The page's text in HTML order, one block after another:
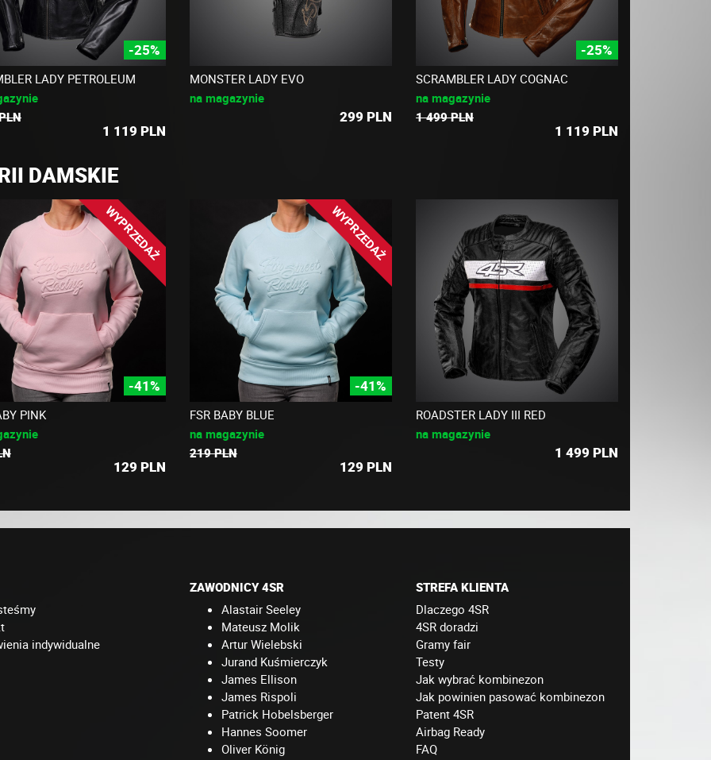
-25%
LADY PETROLEUM
1 119 PLN
MONSTER LADY EVO
na magazynie
299 PLN
-25%
SCRAMBLER LADY COGNAC
na magazynie
1 499 PLN
1 119 PLN
DAMSKIE
WYPRZEDAŻ
-41%
PINK
129 PLN
WYPRZEDAŻ
-41%
FSR BABY BLUE
na magazynie
219 PLN
129 PLN
ROADSTER LADY III RED
na magazynie
1 499 PLN
indywidualne
ZAWODNICY 4SR
Alastair Seeley
Mateusz Molik
Artur Wielebski
Jurand Kuśmierczyk
James Ellison
James Rispoli
Patrick Hobelsberger
Hannes Soomer
Oliver König
STREFA KLIENTA
Dlaczego 4SR
4SR doradzi
Gramy fair
Testy
Jak wybrać kombinezon
Jak powinien pasować kombinezon
Patent 4SR
Airbag Ready
FAQ